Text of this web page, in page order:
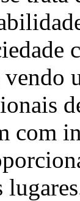
vendo
com